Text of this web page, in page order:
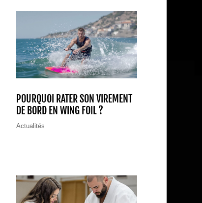
POURQUOI RATER SON VIREMENT
DE BORD EN WING FOIL ?
Actualités